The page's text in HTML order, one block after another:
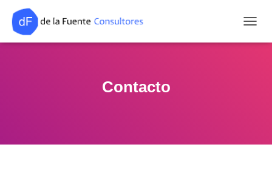
Contacto